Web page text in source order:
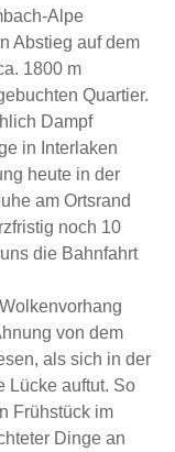
Alpe
Abstieg auf dem
1800 m
Quartier.
Dampf
in Interlaken
heute in der
am Ortsrand
noch 10
die Bahnfahrt
von dem
als sich in der
Lücke auftut. So
Frühstück im
Dinge an